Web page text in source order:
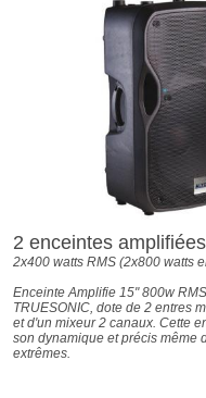
2 enceintes
2x400 watts RMS (2x800 watts
Enceinte Amplifie 15" 800w
TRUESONIC, dote de 2 entres
et d'un mixeur 2 canaux. Cette
son dynamique et précis même
extrêmes.